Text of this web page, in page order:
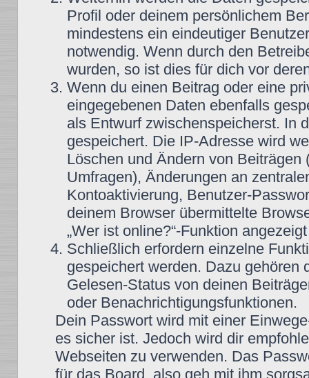
Profil oder deinem persönlichem
mindestens ein eindeutiger
notwendig. Wenn durch den
wurden, so ist dies für dich vor
Wenn du einen Beitrag oder eine
eingegebenen Daten ebenfalls
als Entwurf zwischenspeicherst. In
gespeichert. Die IP-Adresse wird
Löschen und Ändern von
Umfragen), Änderungen an
Kontoaktivierung, Benutzer-
deinem Browser übermittelte
„Wer ist online?“-Funktion
Schließlich erfordern einzelne
gespeichert werden. Dazu gehören
Gelesen-Status von deinen
oder Benachrichtigungsfunktionen.
Dein Passwort wird mit einer
es sicher ist. Jedoch wird dir
Webseiten zu verwenden. Das
für das Board, also geh mit ihm